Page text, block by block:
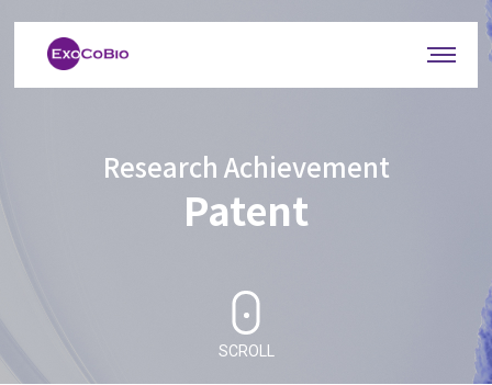
Research Achievement
Patent
SCROLL